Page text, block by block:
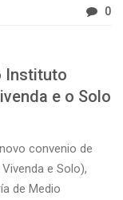
0
Instituto
e o Solo
convenio de
e Solo),
de Medio